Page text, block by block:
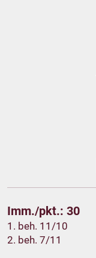
Imm./pkt.: 30
1. beh. 11/10
2. beh. 7/11